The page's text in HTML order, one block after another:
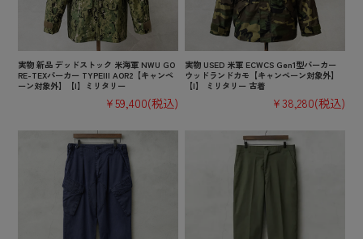
実物 新品 デッドストック 米海軍 NWU GO
RE-TEXパーカー TYPEIII AOR2【キャンペ
ーン対象外】【I】ミリタリー
¥59,400(税込)
実物 USED 米軍 ECWCS Gen1型パーカー
ウッドランドカモ【キャンペーン対象外】
【I】 ミリタリー 古着
¥38,280(税込)